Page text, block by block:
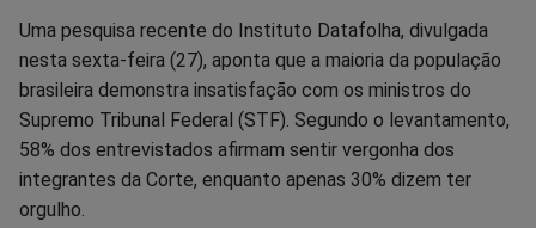
Compartilhar
no
Facebook
Compartilhar
no
Whatsapp
Compartilhar
no
Twitter
Compartilhar
no
Messenger
Compartilhar
no
Telegram
no
Gettr
Uma pesquisa recente do Instituto Datafolha, divulgada
nesta sexta-feira (27), aponta que a maioria da população
brasileira demonstra insatisfação com os ministros do
Supremo Tribunal Federal (STF). Segundo o levantamento,
58% dos entrevistados afirmam sentir vergonha dos
integrantes da Corte, enquanto apenas 30% dizem ter
orgulho.